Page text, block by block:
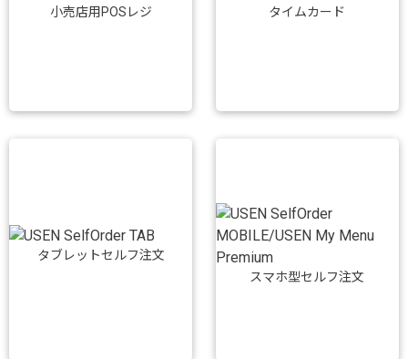
小売店用POSレジ タイムカード
タブレットセルフ注文
スマホ型セルフ注文